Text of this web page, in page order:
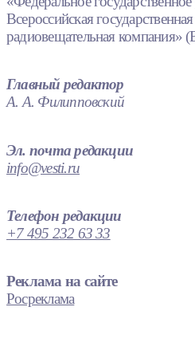
Всероссийская
радиовещательная компания»
Главный редактор
А. А. Филипповский
Эл. почта редакции
info@vesti.ru
Телефон редакции
+7 495 232 63 33
Реклама на сайте
Росреклама